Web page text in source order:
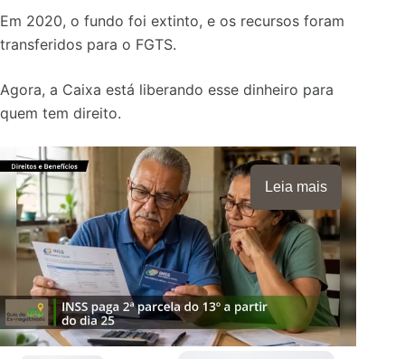
Em 2020, o fundo foi extinto, e os recursos foram
transferidos para o FGTS.
Agora, a Caixa está liberando esse dinheiro para
quem tem direito.
Leia mais